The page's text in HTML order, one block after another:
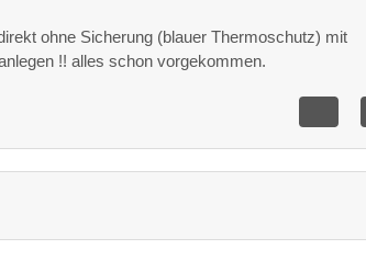
ohne Sicherung (blauer Thermoschutz) mit
!! alles schon vorgekommen.